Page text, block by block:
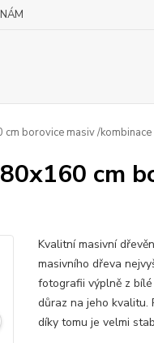
borovice masiv /kombinace
cm
Kvalitní masivní
masivního dřeva
fotografii výplně z
důraz na jeho kvalitu.
díky tomu je velmi